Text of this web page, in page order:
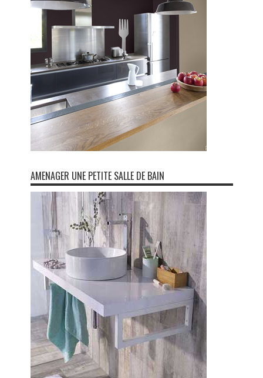
AMENAGER UNE PETITE SALLE DE BAIN